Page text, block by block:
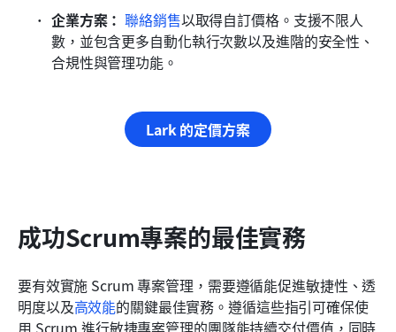
企業方案： 聯絡銷售以取得自訂價格。支援不限人
數，並包含更多自動化執行次數以及進階的安全性、
合規性與管理功能。
Lark 的定價方案
成功Scrum專案的最佳實務
要有效實施 Scrum 專案管理，需要遵循能促進敏捷性、透
明度以及高效能的關鍵最佳實務。遵循這些指引可確保使